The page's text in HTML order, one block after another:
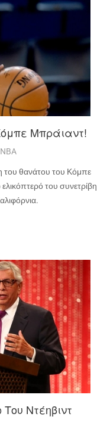
Μπράιαντ!
NBA
του θανάτου του Κόμπε
του συνετρίβη
Ντέηβιντ